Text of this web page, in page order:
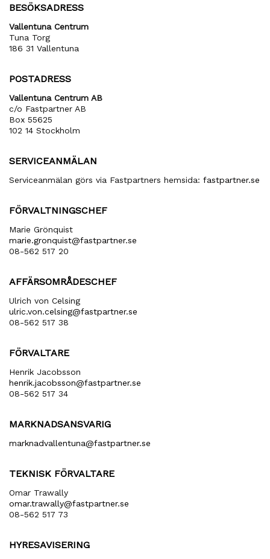
BESÖKSADRESS
Vallentuna Centrum
Tuna Torg
186 31 Vallentuna
POSTADRESS
Vallentuna Centrum AB
c/o Fastpartner AB
Box 55625
102 14 Stockholm
SERVICEANMÄLAN
Serviceanmälan görs via Fastpartners hemsida: fastpartner.se
FÖRVALTNINGSCHEF
Marie Grönquist
marie​.gronquist​@fastpartner​.se
08-562 517 20
AFFÄRSOMRÅDESCHEF
Ulrich von Celsing
ulric​.von​.celsing​@fastpartner​.se
08-562 517 38
FÖRVALTARE
Henrik Jacobsson
henrik​.jacobsson​@fastpartner​.se
08-562 517 34
MARKNADSANSVARIG
marknadvallentuna​@fastpartner​.se
TEKNISK FÖRVALTARE
Omar Trawally
omar.trawally@fastpartner.se
08-562 517 73
HYRESAVISERING